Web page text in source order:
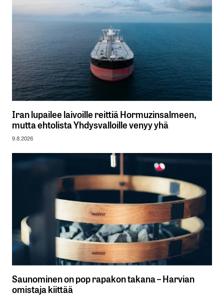
Iran lupailee laivoille reittiä Hormuzinsalmeen,
mutta ehtolista Yhdysvalloille venyy yhä
9.8.2026
Saunominen on pop rapakon takana – Harvian
omistaja kiittää